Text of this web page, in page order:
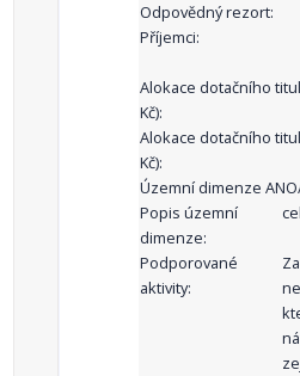
Odpovědný rezort:
Příjemci:
Alokace dotačního
Kč):
Alokace dotačního
Kč):
Územní dimenze
Popis územní
dimenze:
Podporované
aktivity: